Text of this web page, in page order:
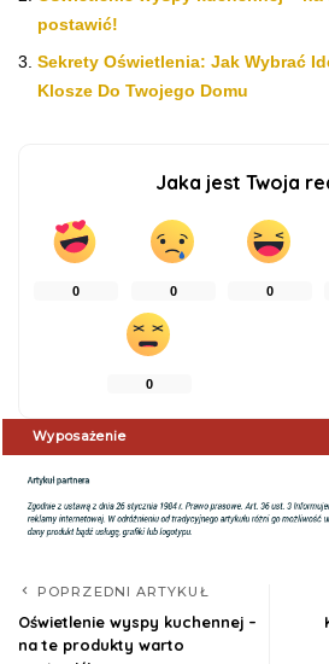
postawić!
Sekrety Oświetlenia: Jak Wybrać
Klosze Do Twojego Domu
Jaka jest Twoja
0 0 0
0
Wyposażenie
POPRZEDNI ARTYKUŁ
Oświetlenie wyspy kuchennej –
na te produkty warto